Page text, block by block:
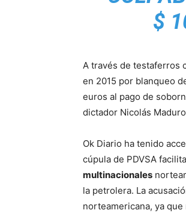
$
A través de testaferros
en 2015 por blanqueo
euros al pago de
dictador Nicolás
Ok Diario ha tenido
cúpula de PDVSA
multinacionales
la petrolera. La
norteamericana, ya